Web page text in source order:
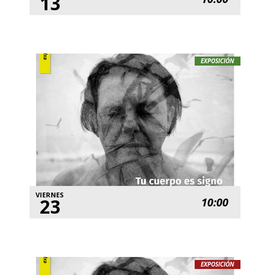
EXPOSICIÓN
VIERNES
23 10:00
EXPOSICIÓN